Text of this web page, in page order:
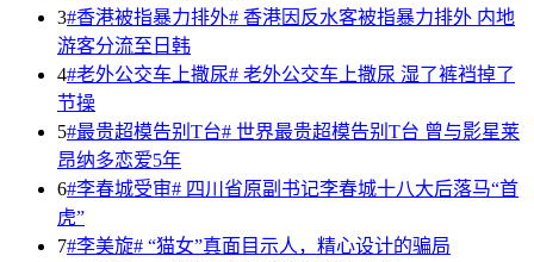
3#香港被指暴力排外# 香港因反水客被指暴力排外 内地
游客分流至日韩
4#老外公交车上撒尿# 老外公交车上撒尿 湿了裤裆掉了
节操
5#最贵超模告别T台# 世界最贵超模告别T台 曾与影星莱
昂纳多恋爱5年
6#李春城受审# 四川省原副书记李春城十八大后落马“首
虎”
7#李美旋# “猫女”真面目示人，精心设计的骗局